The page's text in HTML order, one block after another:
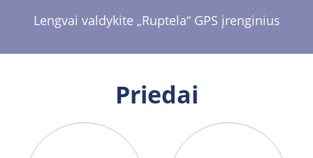
Lengvai valdykite „Ruptela“ GPS įrenginius
Priedai